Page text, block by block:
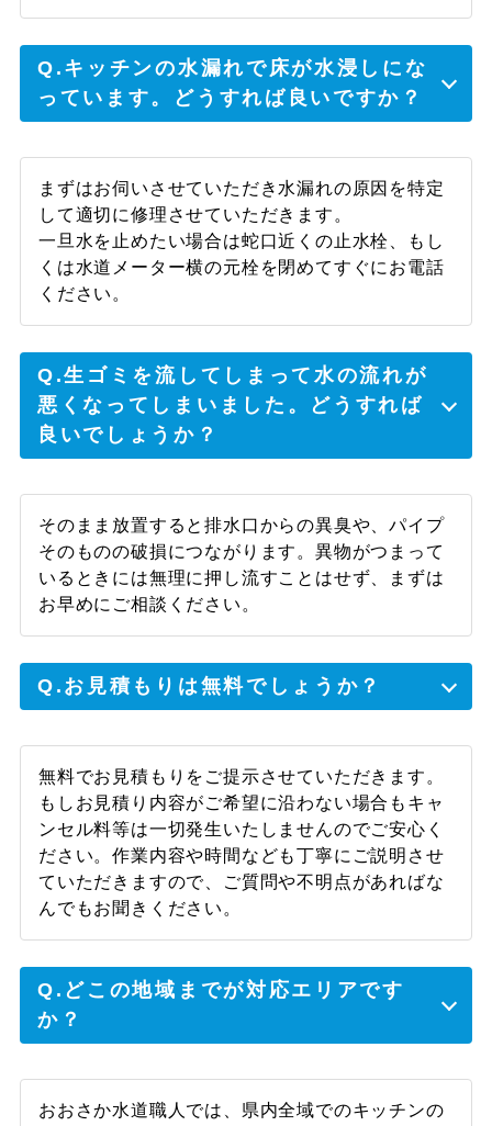
気付いたら凄い事になっていてどうしようか
と途方に暮れていましたが、すぐに来てくれ
て対応してくれて、凄く助かりました。あり
がとうございます。
羽曳野市 S様
Q.キッチンの水漏れで床が水浸しにな
っています。どうすれば良いですか？
まずはお伺いさせていただき水漏れの原因を特定
して適切に修理させていただきます。
一旦水を止めたい場合は蛇口近くの止水栓、もし
くは水道メーター横の元栓を閉めてすぐにお電話
ください。
Q.生ゴミを流してしまって水の流れが
悪くなってしまいました。どうすれば
良いでしょうか？
そのまま放置すると排水口からの異臭や、パイプ
そのものの破損につながります。異物がつまって
いるときには無理に押し流すことはせず、まずは
お早めにご相談ください。
Q.お見積もりは無料でしょうか？
無料でお見積もりをご提示させていただきます。
もしお見積り内容がご希望に沿わない場合もキャ
ンセル料等は一切発生いたしませんのでご安心く
ださい。作業内容や時間なども丁寧にご説明させ
ていただきますので、ご質問や不明点があればな
んでもお聞きください。
Q.どこの地域までが対応エリアです
か？
おおさか水道職人では、県内全域でのキッチンの